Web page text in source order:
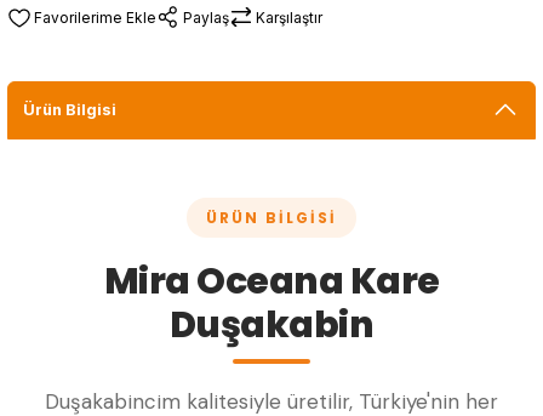
Paylaş Karşılaştır
Ürün Bilgisi
ÜRÜN BILGISI
Mira Oceana Kare
Duşakabin
Duşakabincim kalitesiyle üretilir, Türkiye'nin her